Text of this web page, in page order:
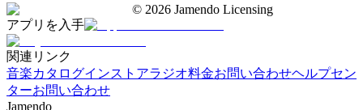
© 2026 Jamendo Licensing
アプリを入手
関連リンク
音楽カタログインストアラジオ料金お問い合わせヘルプセン
ターお問い合わせ
Jamendo